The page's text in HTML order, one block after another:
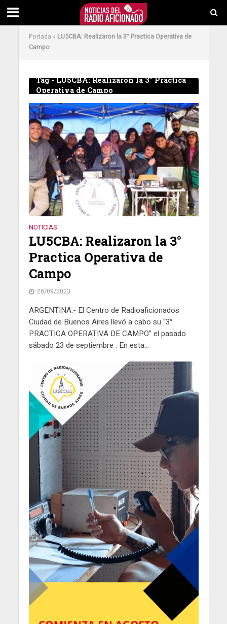
Portada » LU5CBA: Realizaron la 3° Practica Operativa de
Campo
Tag - LU5CBA: Realizaron la 3° Practica
Operativa de Campo
NOTICIAS
LU5CBA: Realizaron la 3°
Practica Operativa de
Campo
26/09/2023
ARGENTINA.- El Centro de Radioaficionados
Ciudad de Buenos Aires llevó a cabo su “3°
PRACTICA OPERATIVA DE CAMPO” el pasado
sábado 23 de septiembre . En esta...